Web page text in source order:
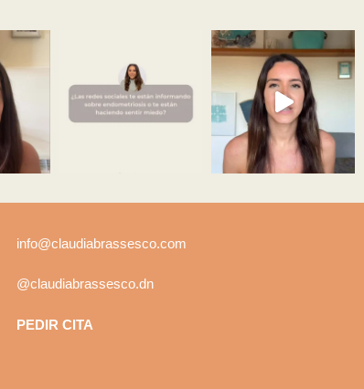
info@claudiabrassesco.com
@claudiabrassesco.dn
PEDIR CITA